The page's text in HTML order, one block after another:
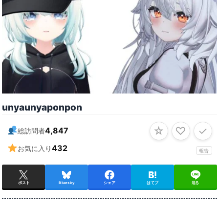
unyaunyaponpon
総訪問者4,847
お気に入り432 報告
☆ ♡ ✓
ポスト Bluesky シェア はてブ 送る